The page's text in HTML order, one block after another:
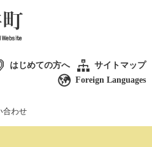
はじめての方へ
サイトマップ
Foreign Languages
合わせ